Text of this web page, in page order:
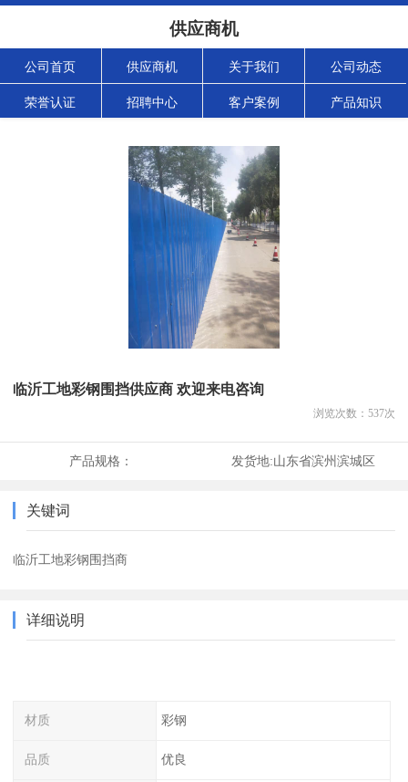
供应商机
公司首页 供应商机 关于我们 公司动态
荣誉认证 招聘中心 客户案例 产品知识
临沂工地彩钢围挡供应商 欢迎来电咨询
浏览次数： 537次
产品规格： 发货地:山东省滨州滨城区
关键词
临沂工地彩钢围挡商
详细说明
材质 彩钢
品质 优良